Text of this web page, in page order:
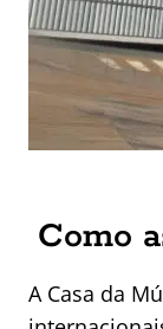
Como
A Casa da